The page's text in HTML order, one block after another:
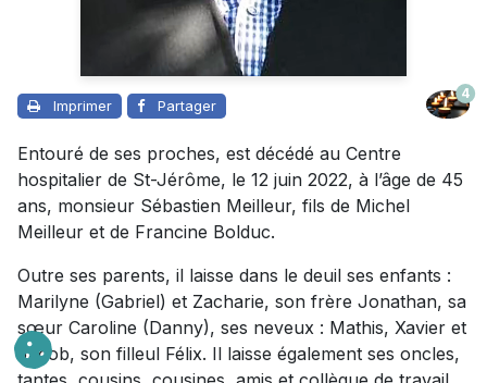
Imprimer Partager
4
Entouré de ses proches, est décédé au Centre
hospitalier de St-Jérôme, le 12 juin 2022, à l’âge de 45
ans, monsieur Sébastien Meilleur, fils de Michel
Meilleur et de Francine Bolduc.
Outre ses parents, il laisse dans le deuil ses enfants :
Marilyne (Gabriel) et Zacharie, son frère Jonathan, sa
sœur Caroline (Danny), ses neveux : Mathis, Xavier et
Jacob, son filleul Félix. Il laisse également ses oncles,